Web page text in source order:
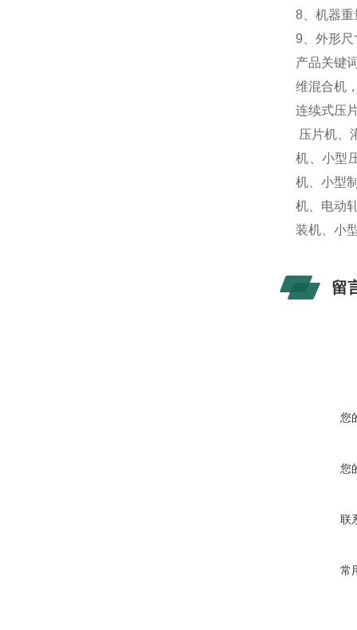
8 、机器
9 、外形
产品关键
维混合机
连续式压
压片机 、
机
小型
机 、小型
机
电动
装机 、小
留
您
您
联
常